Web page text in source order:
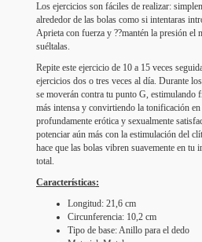
Los ejercicios son fáciles de realizar:
alrededor de las bolas como si intentaras
Aprieta con fuerza y ??mantén la presión el
suéltalas.
Repite este ejercicio de 10 a 15 veces
ejercicios dos o tres veces al día. Durante
se moverán contra tu punto G, estimulando
más intensa y convirtiendo la tonificación
profundamente erótica y sexualmente
potenciar aún más con la estimulación del
hace que las bolas vibren suavemente en tu
total.
Características:
Longitud: 21,6 cm
Circunferencia: 10,2 cm
Tipo de base: Anillo para el dedo